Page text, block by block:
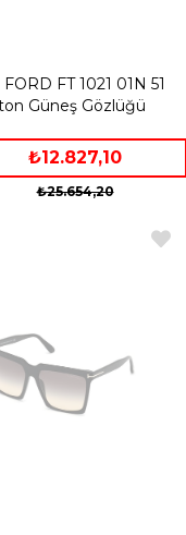
FT 1021 01N 51
Güneş Gözlüğü
₺12.827,10
₺25.654,20